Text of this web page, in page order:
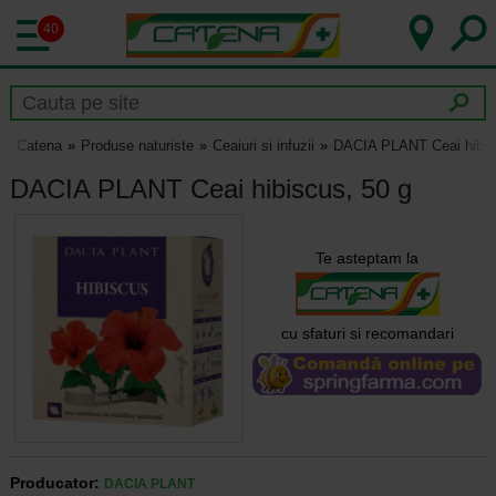
40
Catena Produse naturiste Ceaiuri si infuzii DACIA PLANT Ceai
DACIA PLANT Ceai hibiscus, 50 g
Te asteptam la
cu sfaturi si recomandari
Producator:
DACIA PLANT